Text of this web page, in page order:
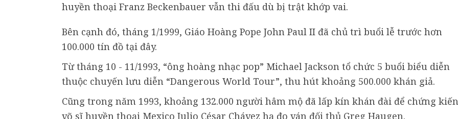
huyền thoại Franz Beckenbauer vẫn thi đấu dù bị trật khớp vai.
Bên cạnh đó, tháng 1/1999, Giáo Hoàng Pope John Paul II đã chủ trì buổi lễ trước hơn
100.000 tín đồ tại đây.
Từ tháng 10 - 11/1993, “ông hoàng nhạc pop” Michael Jackson tổ chức 5 buổi biểu diễn
thuộc chuyến lưu diễn “Dangerous World Tour”, thu hút khoảng 500.000 khán giả.
Cũng trong năm 1993, khoảng 132.000 người hâm mộ đã lấp kín khán đài để chứng kiến
võ sĩ huyền thoại Mexico Julio César Chávez hạ đo ván đối thủ Greg Haugen.